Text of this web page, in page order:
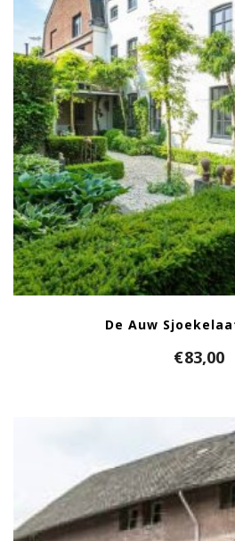
De Auw
€83,00